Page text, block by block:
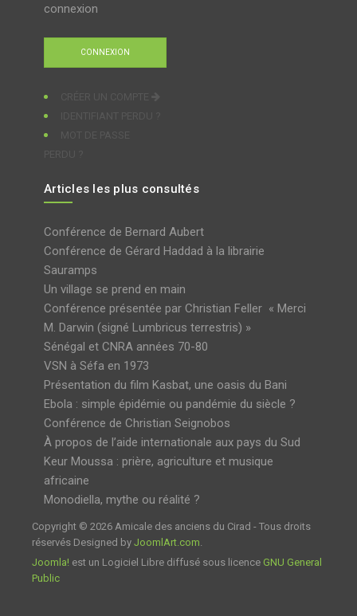
connexion
Articles les plus consultés
Conférence de Bernard Aubert
Conférence de Gérard Haddad à la librairie
Sauramps
Un village se prend en main
Conférence présentée par Christian Feller « Merci
M. Darwin (signé Lumbricus terrestris) »
Sénégal et CNRA années 70-80
VSN à Séfa en 1973
Présentation du film Kasbat, une oasis du Bani
Ebola : simple épidémie ou pandémie du siècle ?
Conférence de Christian Seignobos
À propos de l’aide internationale aux pays du Sud
Keur Moussa : prière, agriculture et musique
africaine
Monodiella, mythe ou réalité ?
Copyright © 2026 Amicale des anciens du Cirad - Tous droits
réservés Designed by JoomlArt.com
Joomla! est un Logiciel Libre diffusé sous licence GNU General
Public